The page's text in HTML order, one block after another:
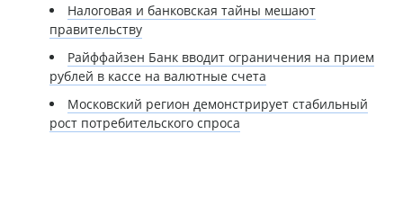
Налоговая и банковская тайны мешают
правительству
Райффайзен Банк вводит ограничения на прием
рублей в кассе на валютные счета
Московский регион демонстрирует стабильный
рост потребительского спроса